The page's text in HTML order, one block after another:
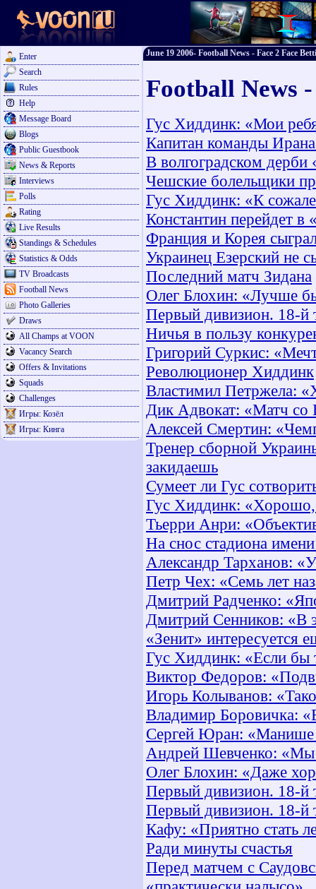
Enter
Search
Rules
Help
Message Board
Blogs
Public Guestbook
News & Reports
Interviews
Polls
Rating
Live Results
Standings & Schedules
Statistics & Odds
TV Broadcasts
Football News
Photo Galleries
Draws
All Champs at VOON
Vacancy Search
Offers & Invitations
Squads
Challenges
Игры: Козёл
Игры: Кинга
June 19 2006- Football News - Face 2 Face
Football News
Гус Хиддинк: «Мои
Капитан команды
В волгоградском
Чешские болельщики
Гус Хиддинк: «К
Константин перейдет в
Франция и Корея
Украинец Езерский не
Последний матч Зидана
Олег Блохин: «Лучше
Первый дивизион. 18-й
Ничья в пользу
Григорий Суркис:
Революционер Хиддинк
Властимил Петржела:
Дик Адвокат: «Матч
Алексей Смертин:
Тренер сборной
закидаешь
Сумеет ли Гус
Гус Хиддинк: «Хорошо,
Тьерри Анри:
На снос стадиона
Александр Тарханов:
Петр Чех: «Семь лет
Дмитрий Радченко:
Дмитрий Сенников: «В
«Зенит» интересуется
Гус Хиддинк: «Если бы
Виктор Федоров:
Игорь Колыванов:
Владимир Боровичка:
Сергей Юран: «Манише
Андрей Шевченко: «Мы
Олег Блохин: «Даже
Первый дивизион. 18-й
Первый дивизион. 18-й
Кафу: «Приятно стать
Ради минуты счастья
Перед матчем с